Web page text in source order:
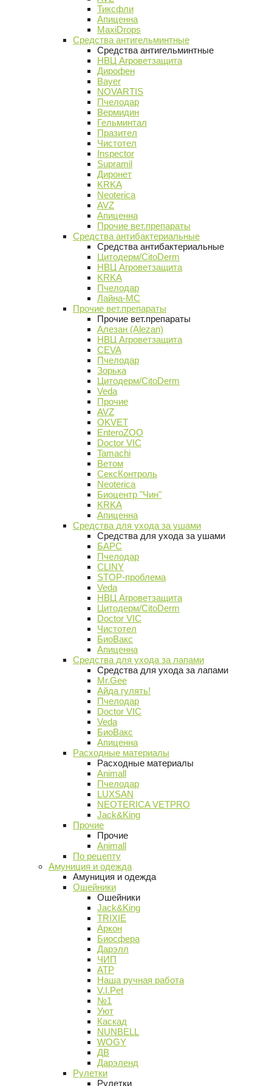
Тиксфли
Апиценна
MaxiDrops
Средства антигельминтные
Средства антигельминтные
НВЦ Агроветзащита
Дирофен
Bayer
NOVARTIS
Пчелодар
Вермидин
Гельминтал
Празител
Чистотел
Inspector
Supramil
Диронет
KRKA
Neoterica
AVZ
Апиценна
Прочие вет.препараты
Средства антибактериальные
Средства антибактериальные
Цитодерм/CitoDerm
НВЦ Агроветзащита
KRKA
Пчелодар
Лайна-МС
Прочие вет.препараты
Прочие вет.препараты
Алезан (Alezan)
НВЦ Агроветзащита
CEVA
Пчелодар
Зорька
Цитодерм/CitoDerm
Veda
Прочие
AVZ
OKVET
EnteroZOO
Doctor VIC
Tamachi
Ветом
СексКонтроль
Neoterica
Биоцентр "Чин"
KRKA
Апиценна
Средства для ухода за ушами
Средства для ухода за ушами
БАРС
Пчелодар
CLINY
STOP-проблема
Veda
НВЦ Агроветзащита
Цитодерм/CitoDerm
Doctor VIC
Чистотел
БиоВакс
Апиценна
Средства для ухода за лапами
Средства для ухода за лапами
Mr.Gee
Айда гулять!
Пчелодар
Doctor VIC
Veda
БиоВакс
Апиценна
Расходные материалы
Расходные материалы
Animall
Пчелодар
LUXSAN
NEOTERICA VETPRO
Jack&King
Прочие
Прочие
Animall
По рецепту
Амуниция и одежда
Амуниция и одежда
Ошейники
Ошейники
Jack&King
TRIXIE
Аркон
Биосфера
Дарэлл
ЧИП
АТР
Наша ручная работа
V.I.Pet
№1
Уют
Каскад
NUNBELL
WOGY
ДВ
Дарэленд
Рулетки
Рулетки